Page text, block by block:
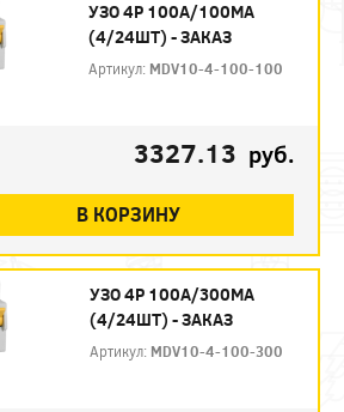
УЗО 4P 100А/100МА
(4/24ШТ) - ЗАКАЗ
Артикул: MDV10-4-100-100
3327.13 руб.
В КОРЗИНУ
УЗО 4P 100А/300МА
(4/24ШТ) - ЗАКАЗ
Артикул: MDV10-4-100-300